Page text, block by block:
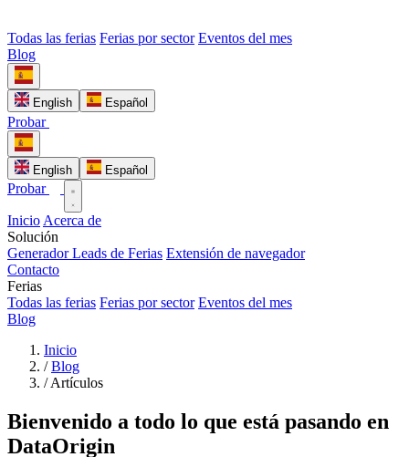
Todas las ferias Ferias por sector Eventos del mes
Blog
English Español
Probar
English Español
Probar
Inicio Acerca de
Solución
Generador Leads de Ferias Extensión de navegador
Contacto
Ferias
Todas las ferias Ferias por sector Eventos del mes
Blog
Inicio
/ Blog
/ Artículos
Bienvenido a todo lo que está pasando en
DataOrigin